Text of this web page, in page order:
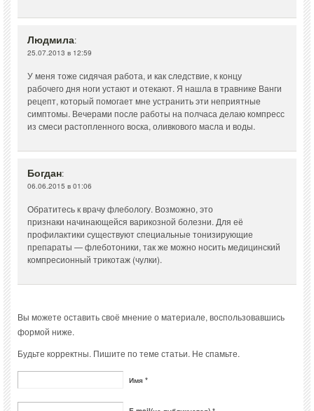
Людмила:
25.07.2013 в 12:59
У меня тоже сидячая работа, и как следствие, к концу
рабочего дня ноги устают и отекают. Я нашла в травнике Ванги
рецепт, который помогает мне устранить эти неприятные
симптомы. Вечерами после работы на полчаса делаю компресс
из смеси растопленного воска, оливкового масла и воды.
Богдан:
06.06.2015 в 01:06
Обратитесь к врачу флебологу. Возможно, это
признаки начинающейся варикозной болезни. Для её
профилактики существуют специальные тонизирующие
препараты — флеботоники, так же можно носить медицинский
компресионный трикотаж (чулки).
Вы можете оставить своё мнение о материале, воспользовавшись
формой ниже.
Будьте корректны. Пишите по теме статьи. Не спамьте.
Имя *